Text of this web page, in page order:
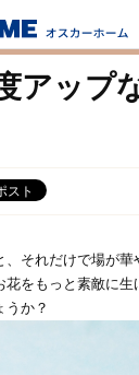
ベント・モデル
建築実例
アップ
、それだけで場が
花をもっと素敵に
うか？